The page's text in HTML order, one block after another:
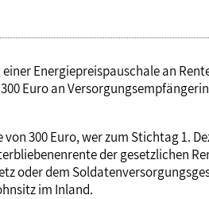
Energiepreispauschale an
Euro an
300 Euro, wer zum Stichtag 1.
der gesetzlichen
oder dem
im Inland.